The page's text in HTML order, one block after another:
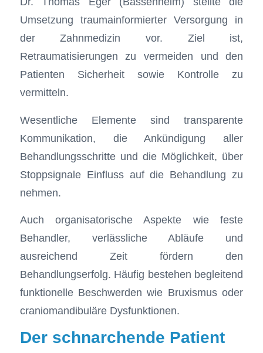
Umsetzung traumainformierter Versorgung in
der Zahnmedizin vor. Ziel ist,
Retraumatisierungen zu vermeiden und den
Patienten Sicherheit sowie Kontrolle zu
vermitteln.
Wesentliche Elemente sind transparente
Kommunikation, die Ankündigung aller
Behandlungsschritte und die Möglichkeit, über
Stoppsignale Einfluss auf die Behandlung zu
nehmen.
Auch organisatorische Aspekte wie feste
Behandler, verlässliche Abläufe und
ausreichend Zeit fördern den
Behandlungserfolg. Häufig bestehen begleitend
funktionelle Beschwerden wie Bruxismus oder
craniomandibuläre Dysfunktionen.
Der schnarchende Patient